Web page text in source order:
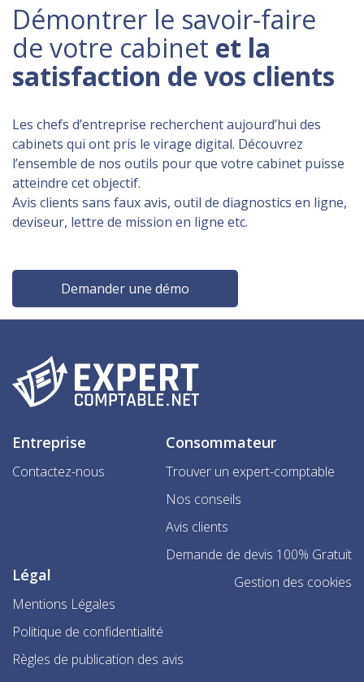
Démontrer le savoir-faire
de votre cabinet et la
satisfaction de vos clients
Les chefs d’entreprise recherchent aujourd’hui des
cabinets qui ont pris le virage digital. Découvrez
l’ensemble de nos outils pour que votre cabinet puisse
atteindre cet objectif.
Avis clients sans faux avis, outil de diagnostics en ligne,
deviseur, lettre de mission en ligne etc.
Demander une démo
Entreprise
Contactez-nous
Consommateur
Trouver un expert-comptable
Nos conseils
Avis clients
Demande de devis 100% Gratuit
Légal
Mentions Légales
Politique de confidentialité
Règles de publication des avis
Gestion des cookies